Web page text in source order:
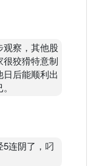
观察，其他股
狡猾特意制
后能顺利出
连阴了，叼